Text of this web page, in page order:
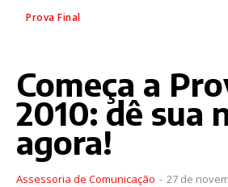
Prova Final
Começa a
2010: dê sua
agora!
Assessoria de Comunicação - 27 de